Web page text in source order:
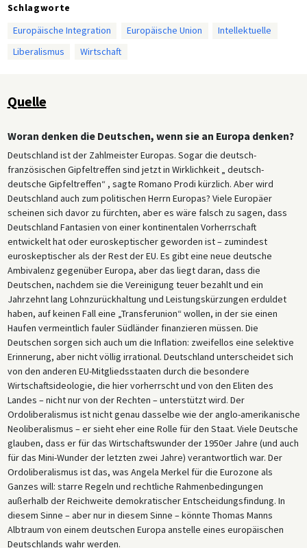
Schlagworte
Europäische Integration
Europäische Union
Intellektuelle
Liberalismus
Wirtschaft
Quelle
Woran denken die Deutschen, wenn sie an Europa denken?
Deutschland ist der Zahlmeister Europas. Sogar die deutsch-
französischen Gipfeltreffen sind jetzt in Wirklichkeit „ deutsch-
deutsche Gipfeltreffen“ , sagte Romano Prodi kürzlich. Aber wird
Deutschland auch zum politischen Herrn Europas? Viele Europäer
scheinen sich davor zu fürchten, aber es wäre falsch zu sagen, dass
Deutschland Fantasien von einer kontinentalen Vorherrschaft
entwickelt hat oder euroskeptischer geworden ist – zumindest
euroskeptischer als der Rest der EU. Es gibt eine neue deutsche
Ambivalenz gegenüber Europa, aber das liegt daran, dass die
Deutschen, nachdem sie die Vereinigung teuer bezahlt und ein
Jahrzehnt lang Lohnzurückhaltung und Leistungskürzungen erduldet
haben, auf keinen Fall eine „Transferunion“ wollen, in der sie einen
Haufen vermeintlich fauler Südländer finanzieren müssen. Die
Deutschen sorgen sich auch um die Inflation: zweifellos eine selektive
Erinnerung, aber nicht völlig irrational. Deutschland unterscheidet sich
von den anderen EU-Mitgliedsstaaten durch die besondere
Wirtschaftsideologie, die hier vorherrscht und von den Eliten des
Landes – nicht nur von der Rechten – unterstützt wird. Der
Ordoliberalismus ist nicht genau dasselbe wie der anglo-amerikanische
Neoliberalismus – er sieht eher eine Rolle für den Staat. Viele Deutsche
glauben, dass er für das Wirtschaftswunder der 1950er Jahre (und auch
für das Mini-Wunder der letzten zwei Jahre) verantwortlich war. Der
Ordoliberalismus ist das, was Angela Merkel für die Eurozone als
Ganzes will: starre Regeln und rechtliche Rahmenbedingungen
außerhalb der Reichweite demokratischer Entscheidungsfindung. In
diesem Sinne – aber nur in diesem Sinne – könnte Thomas Manns
Albtraum von einem deutschen Europa anstelle eines europäischen
Deutschlands wahr werden.